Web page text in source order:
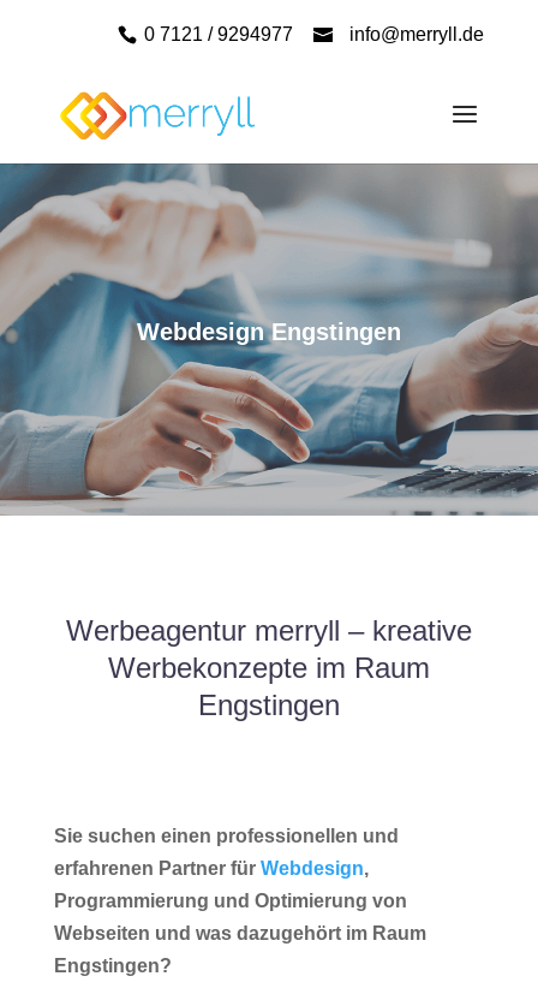
0 7121 / 9294977 info@merryll.de
Webdesign Engstingen
Werbeagentur merryll – kreative
Werbekonzepte im Raum
Engstingen
Sie suchen einen professionellen und
erfahrenen Partner für Webdesign,
Programmierung und Optimierung von
Webseiten und was dazugehört im Raum
Engstingen?